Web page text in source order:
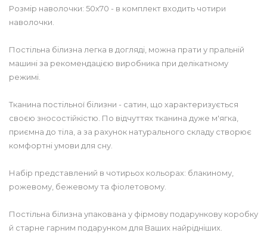
Розмір наволочки: 50х70 - в комплект входить чотири
наволочки.
Постільна білизна легка в догляді, можна прати у пральній
машині за рекомендацією виробника при делікатному
режимі.
Тканина постільної білизни - сатин, що характеризується
своєю зносостійкістю. По відчуттях тканина дуже м'ягка,
приємна до тіла, а за рахунок натурального складу створює
комфортні умови для сну.
Набір представлений в чотирьох кольорах: блакиному,
рожевому, бежевому та фіолетовому.
Постільна білизна упакована у фірмову подарункову коробку
й старне гарним подарунком для Ваших найрідніших.